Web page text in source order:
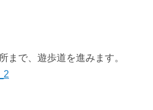
まで、遊歩道を進みます。